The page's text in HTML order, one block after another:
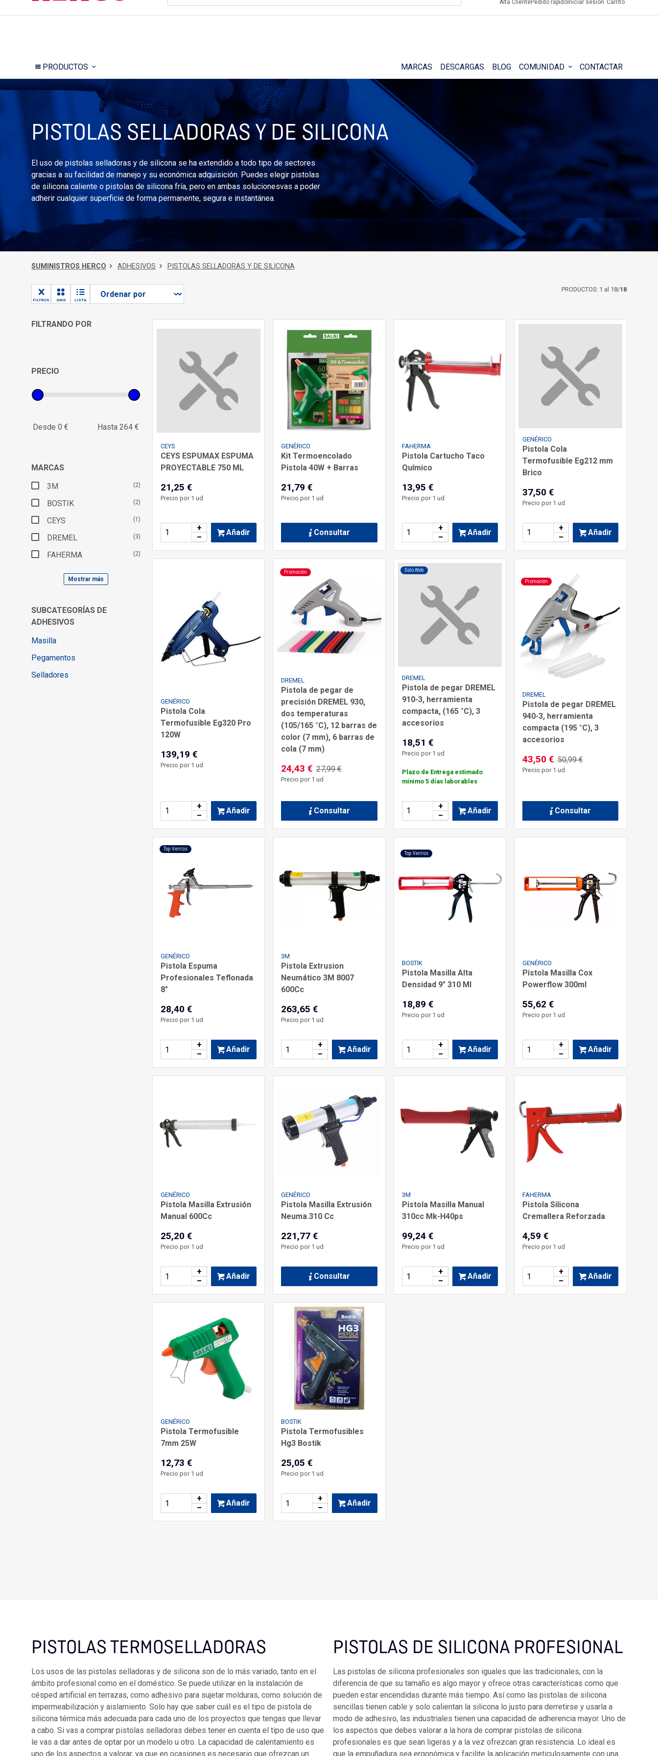
Suscríbete a nuestro podcast
Alta ClientePedido rápido Iniciar sesión Carrito
PRODUCTOS MARCAS DESCARGAS BLOG COMUNIDAD CONTACTAR
PISTOLAS SELLADORAS Y DE SILICONA
El uso de pistolas selladoras y de silicona se ha extendido a todo tipo de sectores
gracias a su facilidad de manejo y su económica adquisición. Puedes elegir pistolas
de silicona caliente o pistolas de silicona fría, pero en ambas solucionesvas a poder
adherir cualquier superficie de forma permanente, segura e instantánea.
SUMINISTROS HERCO ADHESIVOS PISTOLAS SELLADORAS Y DE SILICONA
FILTROS GRID LISTA
PRODUCTOS: 1 al 18/18
FILTRANDO POR
PRECIO
Desde 0 € Hasta 264 €
MARCAS
3M
(2)
BOSTIK (2)
CEYS (1)
DREMEL (3)
FAHERMA (2)
Mostrar más
SUBCATEGORÍAS DE
ADHESIVOS
Masilla
Pegamentos
Selladores
CEYS
CEYS ESPUMAX ESPUMA
PROYECTABLE 750 ML
21,25 €
Precio por 1 ud
+
–
Añadir
GENÉRICO
Kit Termoencolado
Pistola 40W + Barras
21,79 €
Precio por 1 ud
Consultar
FAHERMA
Pistola Cartucho Taco
Químico
13,95 €
Precio por 1 ud
+
–
Añadir
GENÉRICO
Pistola Cola
Termofusible Eg212 mm
Brico
37,50 €
Precio por 1 ud
+
–
Añadir
GENÉRICO
Pistola Cola
Termofusible Eg320 Pro
120W
139,19 €
Precio por 1 ud
+
–
Añadir
Promoción
DREMEL
Pistola de pegar de
precisión DREMEL 930,
dos temperaturas
(105/165 °C), 12 barras de
color (7 mm), 6 barras de
cola (7 mm)
24,43 € 27,99 €
Precio por 1 ud
Consultar
Solo Web
DREMEL
Pistola de pegar DREMEL
910-3, herramienta
compacta, (165 °C), 3
accesorios
18,51 €
Precio por 1 ud
Plazo de Entrega estimado
mínimo 5 días laborables
+
–
Añadir
Promoción
DREMEL
Pistola de pegar DREMEL
940-3, herramienta
compacta (195 °C), 3
accesorios
43,50 € 50,99 €
Precio por 1 ud
Consultar
Top Ventas
GENÉRICO
Pistola Espuma
Profesionales Teflonada
8"
28,40 €
Precio por 1 ud
+
–
Añadir
3M
Pistola Extrusion
Neumático 3M 8007
600Cc
263,65 €
Precio por 1 ud
+
–
Añadir
Top Ventas
BOSTIK
Pistola Masilla Alta
Densidad 9" 310 Ml
18,89 €
Precio por 1 ud
+
–
Añadir
GENÉRICO
Pistola Masilla Cox
Powerflow 300ml
55,62 €
Precio por 1 ud
+
–
Añadir
GENÉRICO
Pistola Masilla Extrusión
Manual 600Cc
25,20 €
Precio por 1 ud
+
–
Añadir
GENÉRICO
Pistola Masilla Extrusión
Neuma.310 Cc
221,77 €
Precio por 1 ud
Consultar
3M
Pistola Masilla Manual
310cc Mk-H40ps
99,24 €
Precio por 1 ud
+
–
Añadir
FAHERMA
Pistola Silicona
Cremallera Reforzada
4,59 €
Precio por 1 ud
+
–
Añadir
GENÉRICO
Pistola Termofusible
7mm 25W
12,73 €
Precio por 1 ud
+
–
Añadir
BOSTIK
Pistola Termofusibles
Hg3 Bostik
25,05 €
Precio por 1 ud
+
–
Añadir
PISTOLAS TERMOSELLADORAS
Los usos de las pistolas selladoras y de silicona son de lo más variado, tanto en el
ámbito profesional como en el doméstico. Se puede utilizar en la instalación de
césped artificial en terrazas, como adhesivo para sujetar molduras, como solución de
impermeabilización y aislamiento. Solo hay que saber cuál es el tipo de pistola de
silicona térmica más adecuada para cada uno de los proyectos que tengas que llevar
a cabo. Si vas a comprar pistolas selladoras debes tener en cuenta el tipo de uso que
le vas a dar antes de optar por un modelo u otro. La capacidad de calentamiento es
uno de los aspectos a valorar, ya que en ocasiones es necesario que ofrezcan un
PISTOLAS DE SILICONA PROFESIONAL
Las pistolas de silicona profesionales son iguales que las tradicionales, con la
diferencia de que su tamaño es algo mayor y ofrece otras características como que
pueden estar encendidas durante más tiempo. Así como las pistolas de silicona
sencillas tienen cable y solo calientan la silicona lo justo para derretirse y usarla a
modo de adhesivo, las industriales tienen una capacidad de adherencia mayor. Uno de
los aspectos que debes valorar a la hora de comprar pistolas de silicona
profesionales es que sean ligeras y a la vez ofrezcan gran resistencia. Lo ideal es
que la empuñadura sea ergonómica y facilite la aplicación meticulosamente con una